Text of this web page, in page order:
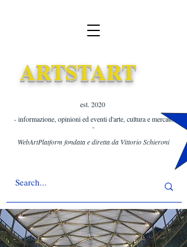
ARTSTART
est. 2020 ​
- informazione, opinioni ed eventi d'arte, cultura e mercato
-
WebArtPlatform fondata e diretta da Vittorio Schieroni